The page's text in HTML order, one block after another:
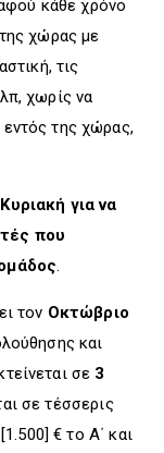
κάθε χρόνο
χώρας με
τις
χωρίς να
εντός της χώρας,
για να
που
.
τον Οκτώβριο
και
σε 3
σε τέσσερις
€ το Α΄ και